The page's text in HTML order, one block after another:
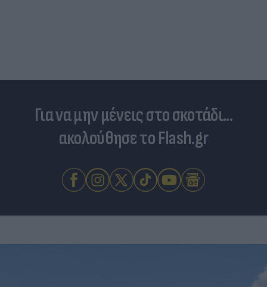
Για να μην μένεις στο σκοτάδι...
ακολούθησε το Flash.gr